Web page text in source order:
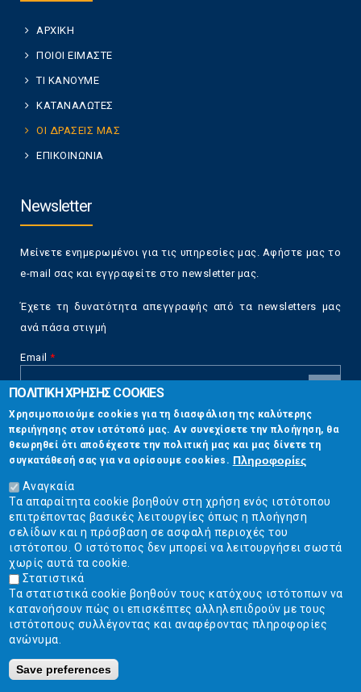
ΑΡΧΙΚΗ
ΠΟΙΟΙ ΕΙΜΑΣΤΕ
ΤΙ ΚΑΝΟΥΜΕ
ΚΑΤΑΝΑΛΩΤΕΣ
ΟΙ ΔΡΑΣΕΙΣ ΜΑΣ
ΕΠΙΚΟΙΝΩΝΙΑ
Newsletter
Μείνετε ενημερωμένοι για τις υπηρεσίες μας. Αφήστε μας το
e-mail σας και εγγραφείτε στο newsletter μας.
Έχετε τη δυνατότητα απεγγραφής από τα newsletters μας
ανά πάσα στιγμή
Email *
CAPTCHA
This
question is
for testing
whether or
not you are a
human visitor
and to
prevent
automated
spam
submissions.
5+2
Επικοινωνία
Στουρνάρη 17, Αθήνα 10683
2103304444
info@ekpizo.gr
www.ekpizo.gr
Δευ - Πεμ:10:00 πμ - 2:00 μμ
Σάβ - Κυρ: Κλειστά
ΠΟΛΙΤΙΚΗ ΧΡΗΣΗΣ COOKIES
Χρησιμοποιούμε cookies για τη διασφάλιση της καλύτερης
περιήγησης στον ιστότοπό μας. Αν συνεχίσετε την πλοήγηση, θα
θεωρηθεί ότι αποδέχεστε την πολιτική μας και μας δίνετε τη
συγκατάθεσή σας για να ορίσουμε cookies. Πληροφορίες
Αναγκαία
Τα απαραίτητα cookie βοηθούν στη χρήση ενός ιστότοπου
επιτρέποντας βασικές λειτουργίες όπως η πλοήγηση
σελίδων και η πρόσβαση σε ασφαλή περιοχές του
ιστότοπου. Ο ιστότοπος δεν μπορεί να λειτουργήσει σωστά
χωρίς αυτά τα cookie.
Στατιστικά
Τα στατιστικά cookie βοηθούν τους κατόχους ιστότοπων να
κατανοήσουν πώς οι επισκέπτες αλληλεπιδρούν με τους
ιστότοπους συλλέγοντας και αναφέροντας πληροφορίες
ανώνυμα.
Save preferences